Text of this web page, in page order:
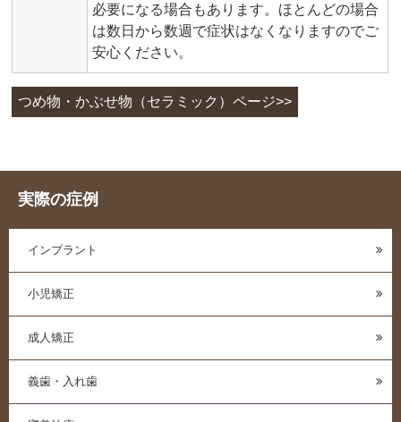
必要になる場合もあります。ほとんどの場合
は数日から数週で症状はなくなりますのでご
安心ください。
つめ物・かぶせ物（セラミック）ページ>>
実際の症例
インプラント
小児矯正
成人矯正
義歯・入れ歯